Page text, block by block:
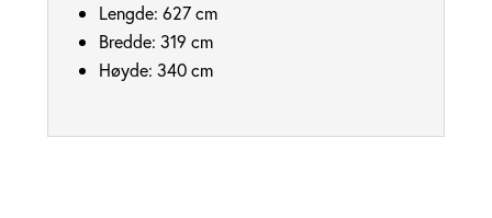
Lengde: 627 cm
Bredde: 319 cm
Høyde: 340 cm